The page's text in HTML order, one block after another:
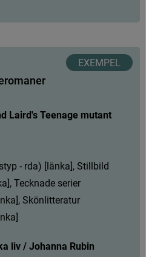
romaner
Laird's Teenage mutant
styp - rda) [länka], Stillbild
a], Tecknade serier
nka], Skönlitteratur
nka]
liv / Johanna Rubin